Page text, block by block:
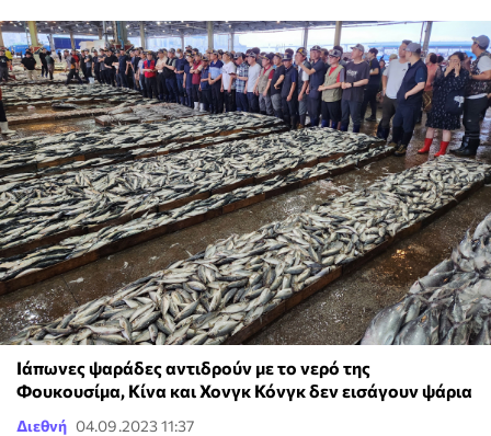
Ιάπωνες ψαράδες αντιδρούν με το νερό της
Φουκουσίμα, Κίνα και Χονγκ Κόνγκ δεν εισάγουν ψάρια
Διεθνή 04.09.2023 11:37